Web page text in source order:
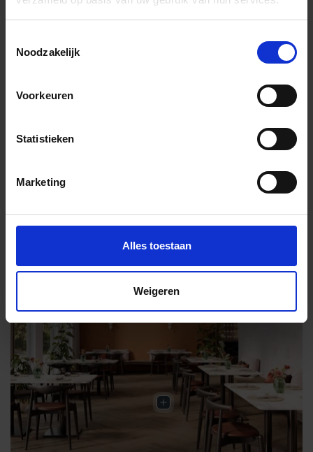
Noodzakelijk
Voorkeuren
Statistieken
Marketing
Alles toestaan
Weigeren
Wil je graag een afspraak?
+31 (0) 478 - 69 11 63 Productaanvraag
Parquetvinyl Mantaro Herringbone Indrukken
Previous